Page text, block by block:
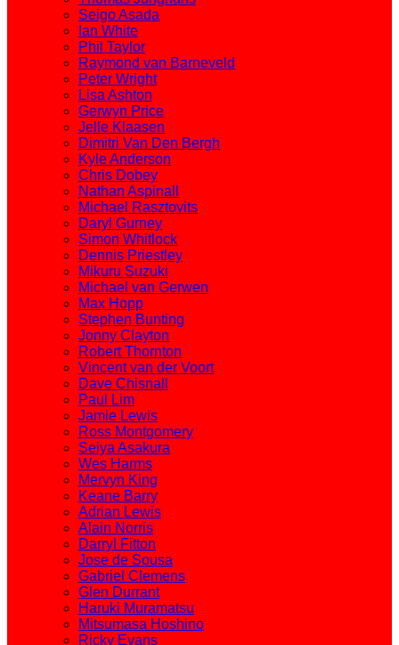
Seigo Asada
Ian White
Phil Taylor
Raymond van Barneveld
Peter Wright
Lisa Ashton
Gerwyn Price
Jelle Klaasen
Dimitri Van Den Bergh
Kyle Anderson
Chris Dobey
Nathan Aspinall
Michael Rasztovits
Daryl Gurney
Simon Whitlock
Dennis Priestley
Mikuru Suzuki
Michael van Gerwen
Max Hopp
Stephen Bunting
Jonny Clayton
Robert Thornton
Vincent van der Voort
Dave Chisnall
Paul Lim
Jamie Lewis
Ross Montgomery
Seiya Asakura
Wes Harms
Mervyn King
Keane Barry
Adrian Lewis
Alain Norris
Darryl Fitton
Jose de Sousa
Gabriel Clemens
Glen Durrant
Haruki Muramatsu
Mitsumasa Hoshino
Ricky Evans